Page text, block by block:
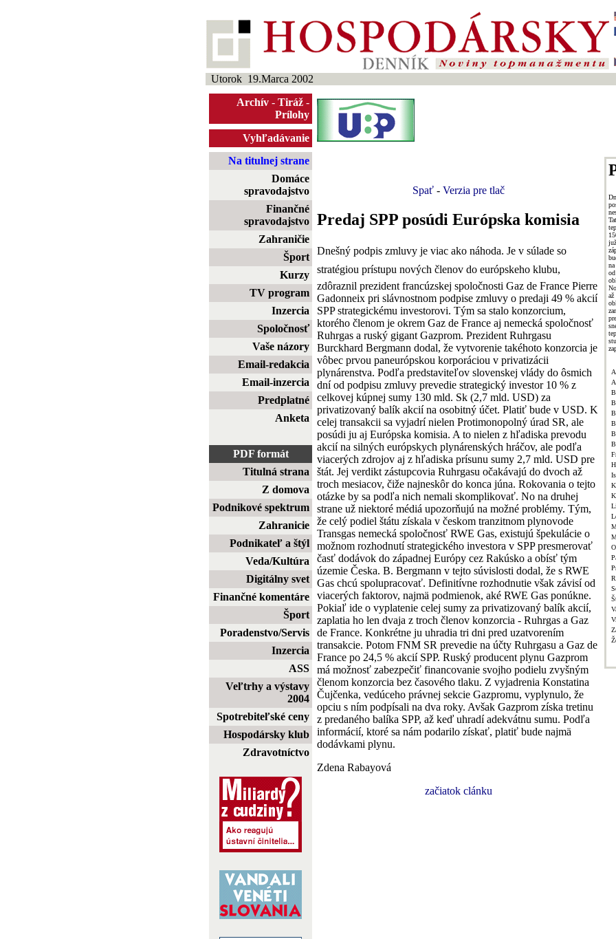
Utorok 19.Marca 2002
Archív - Tiráž -
Prílohy
Vyhľadávanie
Na titulnej strane
Domáce
spravodajstvo
Finančné
spravodajstvo
Zahraničie
Šport
Kurzy
TV program
Inzercia
Spoločnosť
Vaše názory
Email-redakcia
Email-inzercia
Predplatné
Anketa
PDF formát
Titulná strana
Z domova
Podnikové spektrum
Zahranicie
Podnikateľ a štýl
Veda/Kultúra
Digitálny svet
Finančné komentáre
Šport
Poradenstvo/Servis
Inzercia
ASS
Veľtrhy a výstavy
2004
Spotrebiteľské ceny
Hospodársky klub
Zdravotníctvo
Spať- Verzia pre tlač
Predaj SPP posúdi Európska komisia
Dnešný podpis zmluvy je viac ako náhoda. Je v súlade so
stratégiou prístupu nových členov do európskeho klubu,
zdôraznil prezident francúzskej spoločnosti Gaz de France Pierre
Gadonneix pri slávnostnom podpise zmluvy o predaji 49 % akcií
SPP strategickému investorovi. Tým sa stalo konzorcium,
ktorého členom je okrem Gaz de France aj nemecká spoločnosť
Ruhrgas a ruský gigant Gazprom. Prezident Ruhrgasu
Burckhard Bergmann dodal, že vytvorenie takéhoto konzorcia je
vôbec prvou paneurópskou korporáciou v privatizácii
plynárenstva. Podľa predstaviteľov slovenskej vlády do ôsmich
dní od podpisu zmluvy prevedie strategický investor 10 % z
celkovej kúpnej sumy 130 mld. Sk (2,7 mld. USD) za
privatizovaný balík akcií na osobitný účet. Platiť bude v USD. K
celej transakcii sa vyjadrí nielen Protimonopolný úrad SR, ale
posúdi ju aj Európska komisia. A to nielen z hľadiska prevodu
akcií na silných európskych plynárenských hráčov, ale podľa
viacerých zdrojov aj z hľadiska prísunu sumy 2,7 mld. USD pre
štát. Jej verdikt zástupcovia Ruhrgasu očakávajú do dvoch až
troch mesiacov, čiže najneskôr do konca júna. Rokovania o tejto
otázke by sa podľa nich nemali skomplikovať. No na druhej
strane už niektoré médiá upozorňujú na možné problémy. Tým,
že celý podiel štátu získala v českom tranzitnom plynovode
Transgas nemecká spoločnosť RWE Gas, existujú špekulácie o
možnom rozhodnutí strategického investora v SPP presmerovať
časť dodávok do západnej Európy cez Rakúsko a obísť tým
územie Česka. B. Bergmann v tejto súvislosti dodal, že s RWE
Gas chcú spolupracovať. Definitívne rozhodnutie však závisí od
viacerých faktorov, najmä podmienok, aké RWE Gas ponúkne.
Pokiaľ ide o vyplatenie celej sumy za privatizovaný balík akcií,
zaplatia ho len dvaja z troch členov konzorcia - Ruhrgas a Gaz
de France. Konkrétne ju uhradia tri dni pred uzatvorením
transakcie. Potom FNM SR prevedie na účty Ruhrgasu a Gaz de
France po 24,5 % akcií SPP. Ruský producent plynu Gazprom
má možnosť zabezpečiť financovanie svojho podielu zvyšným
členom konzorcia bez časového tlaku. Z vyjadrenia Konstatina
Čujčenka, vedúceho právnej sekcie Gazpromu, vyplynulo, že
opciu s ním podpísali na dva roky. Avšak Gazprom získa tretinu
z predaného balíka SPP, až keď uhradí adekvátnu sumu. Podľa
informácií, ktoré sa nám podarilo získať, platiť bude najmä
dodávkami plynu.
Zdena Rabayová
začiatok clánku